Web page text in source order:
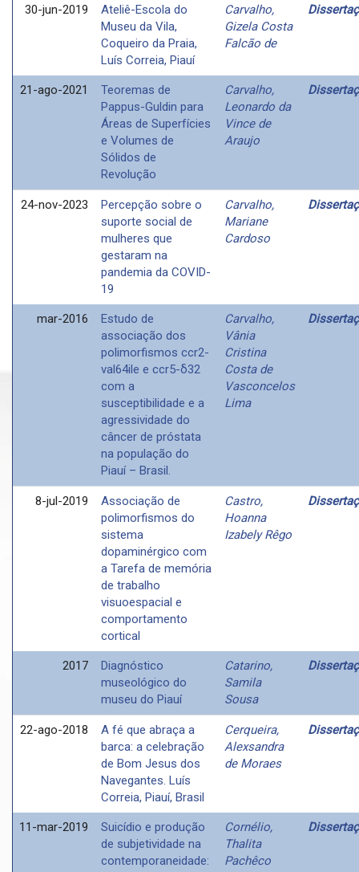
30-jun-2019
Ateliê-Escola do
Museu da Vila,
Coqueiro da Praia,
Luís Correia, Piauí
Carvalho,
Gizela Costa
Falcão de
21-ago-2021
Teoremas de
Pappus-Guldin para
Áreas de Superfícies
e Volumes de
Sólidos de
Revolução
Carvalho,
Leonardo da
Vince de
Araujo
24-nov-2023
Percepção sobre o
suporte social de
mulheres que
gestaram na
pandemia da COVID-
19
Carvalho,
Mariane
Cardoso
mar-2016
Estudo de
associação dos
polimorfismos ccr2-
val64ile e ccr5-δ32
com a
susceptibilidade e a
agressividade do
câncer de próstata
na população do
Piauí – Brasil.
Carvalho,
Vânia
Cristina
Costa de
Vasconcelos
Lima
8-jul-2019
Associação de
polimorfismos do
sistema
dopaminérgico com
a Tarefa de memória
de trabalho
visuoespacial e
comportamento
cortical
Castro,
Hoanna
Izabely Rêgo
2017
Diagnóstico
museológico do
museu do Piauí
Catarino,
Samila
Sousa
22-ago-2018
A fé que abraça a
barca: a celebração
de Bom Jesus dos
Navegantes. Luís
Correia, Piauí, Brasil
Cerqueira,
Alexsandra
de Moraes
11-mar-2019
Suicídio e produção
de subjetividade na
contemporaneidade:
Cornélio,
Thalita
Pachêco